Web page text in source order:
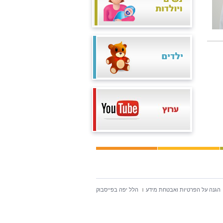
הגנה על הפרטיות ואבטחת מידע הלל יפה בפייסבוק